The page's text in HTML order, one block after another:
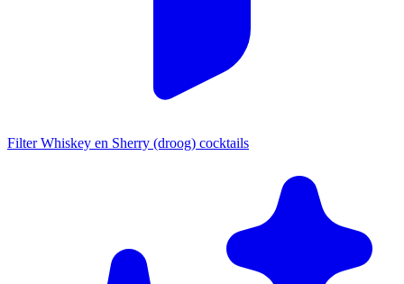
Filter Whiskey en Sherry (droog) cocktails